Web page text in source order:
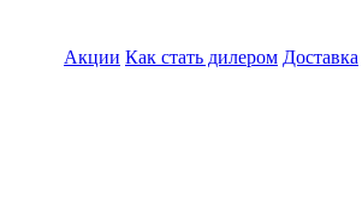
Акции Как стать дилером Доставка